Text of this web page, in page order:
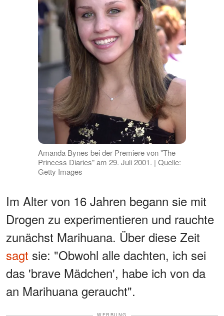
Amanda Bynes bei der Premiere von "The
Princess Diaries" am 29. Juli 2001. | Quelle:
Getty Images
Im Alter von 16 Jahren begann sie mit
Drogen zu experimentieren und rauchte
zunächst Marihuana. Über diese Zeit
sagt sie: "Obwohl alle dachten, ich sei
das 'brave Mädchen', habe ich von da
an Marihuana geraucht".